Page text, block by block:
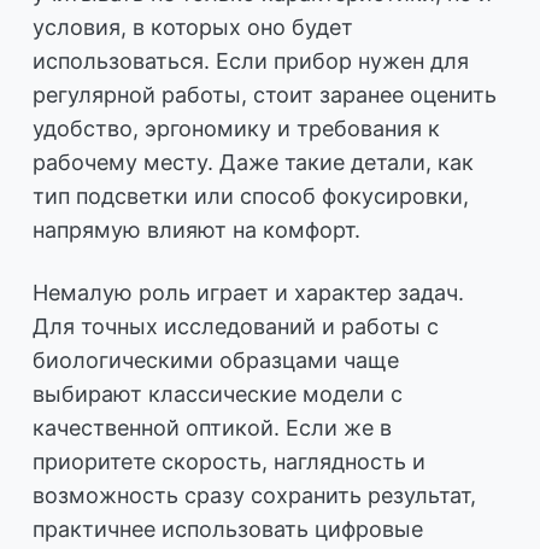
условия, в которых оно будет
использоваться. Если прибор нужен для
регулярной работы, стоит заранее оценить
удобство, эргономику и требования к
рабочему месту. Даже такие детали, как
тип подсветки или способ фокусировки,
напрямую влияют на комфорт.
Немалую роль играет и характер задач.
Для точных исследований и работы с
биологическими образцами чаще
выбирают классические модели с
качественной оптикой. Если же в
приоритете скорость, наглядность и
возможность сразу сохранить результат,
практичнее использовать цифровые